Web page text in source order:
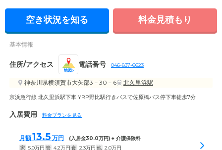
空き状況を知る 料金見積もり
基本情報
住所/アクセス
地図
電話番号 046-837-6623
神奈川県横須賀市大矢部3－30－6 北久里浜駅
京浜急行線 北久里浜駅下車 YRP野比駅行きバスで佐原橋バス停下車徒歩7分
入居費用 料金プランを見る
月額13.5 万円 (入居金30.0万円) + 介護保険料
家 5.0万円 管 4.2万円 食 2.3万円 他 2.0万円